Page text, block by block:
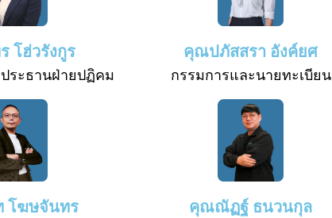
โฮ่วรังกูร
ระธานฝ่ายปฏิคม
คุณปภัสสรา อังค์ยศ
กรรมการและนายทะเบียน
โฆษจันทร คุณณัฏฐ์ ธนวนกุล